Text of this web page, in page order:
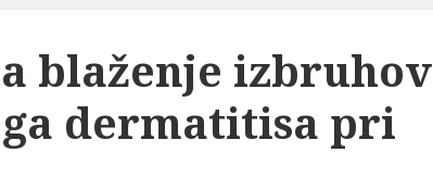
blaženje izbruhov
dermatitisa pri